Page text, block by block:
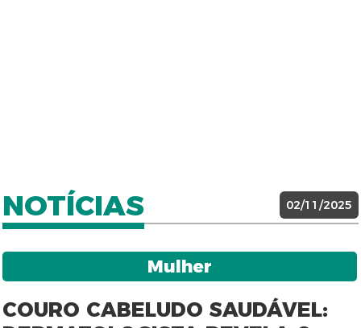
NOTÍCIAS 02/11/2025
Mulher
COURO CABELUDO SAUDÁVEL: